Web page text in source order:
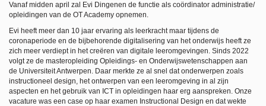
Vanaf midden april zal Evi Dingenen de functie als coördinator administratie/
opleidingen van de OT Academy opnemen.
Evi heeft meer dan 10 jaar ervaring als leerkracht maar tijdens de
coronaperiode en de bijbehorende digitalisering van het onderwijs heeft ze
zich meer verdiept in het creëren van digitale leeromgevingen. Sinds 2022
volgt ze de masteropleiding Opleidings- en Onderwijswetenschappen aan
de Universiteit Antwerpen. Daar merkte ze al snel dat onderwerpen zoals
instructioneel design, het ontwerpen van een leeromgeving in al zijn
aspecten en het gebruik van ICT in opleidingen haar erg aanspreken. Onze
vacature was een case op haar examen Instructional Design en dat wekte